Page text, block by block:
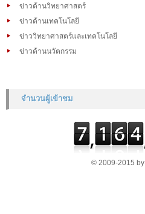
ข่าวด้านวิทยาศาสตร์
ข่าวด้านเทคโนโลยี
ข่าววิทยาศาสตร์และเทคโนโลยี
ข่าวด้านนวัตกรรม
จำนวนผู้เข้าชม
© 2009-2015 by